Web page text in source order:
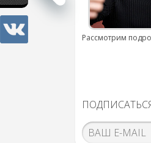
Рассмотрим